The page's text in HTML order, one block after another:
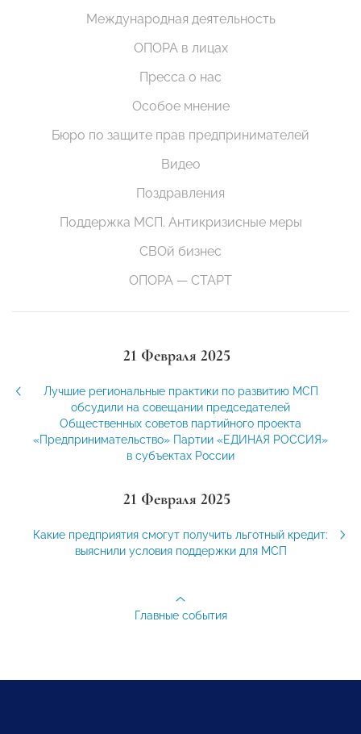
Международная деятельность
ОПОРА в лицах
Пресса о нас
Особое мнение
Бюро по защите прав предпринимателей
Видео
Поздравления
Поддержка МСП. Антикризисные меры
СВОй бизнес
ОПОРА — СТАРТ
21 Февраля 2025
Лучшие региональные практики по развитию МСП
обсудили на совещании председателей
Общественных советов партийного проекта
«Предпринимательство» Партии «ЕДИНАЯ РОССИЯ»
в субъектах России
21 Февраля 2025
Какие предприятия смогут получить льготный кредит:
выяснили условия поддержки для МСП
Главные события